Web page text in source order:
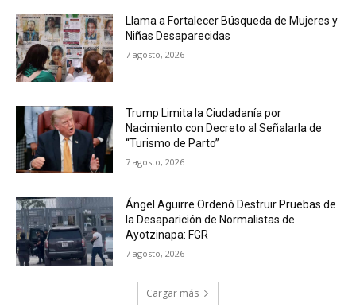
Llama a Fortalecer Búsqueda de Mujeres y
Niñas Desaparecidas
7 agosto, 2026
Trump Limita la Ciudadanía por
Nacimiento con Decreto al Señalarla de
“Turismo de Parto”
7 agosto, 2026
Ángel Aguirre Ordenó Destruir Pruebas de
la Desaparición de Normalistas de
Ayotzinapa: FGR
7 agosto, 2026
Cargar más